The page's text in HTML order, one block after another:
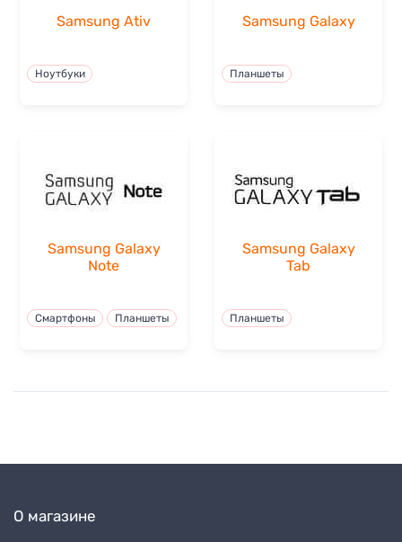
Samsung Ativ
Ноутбуки
Samsung Galaxy
Планшеты
Samsung Galaxy
Note
Смартфоны Планшеты
Samsung Galaxy
Tab
Планшеты
О магазине